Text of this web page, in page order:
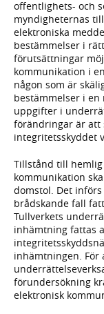
offentlighets- och
myndigheternas
elektroniska
bestämmelser i
förutsättningar
kommunikation i
någon som är
bestämmelser i en
uppgifter i
förändringar är att
integritetsskyddet
Tillstånd till
kommunikation
domstol. Det
brådskande fall
Tullverkets
inhämtning fattas
inhämtningen.
förundersökning
elektronisk